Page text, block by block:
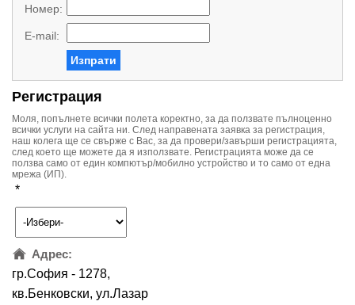
Номер:
E-mail:
Изпрати
Регистрация
Моля, попълнете всички полета коректно, за да ползвате пълноценно
всички услуги на сайта ни. След направената заявка за регистрация,
наш колега ще се свърже с Вас, за да провери/завърши регистрацията,
след което ще можете да я използвате. Регистрацията може да се
ползва само от един компютър/мобилно устройство и то само от една
мрежа (ИП).
*
Адрес:
гр.София - 1278,
кв.Бенковски, ул.Лазар